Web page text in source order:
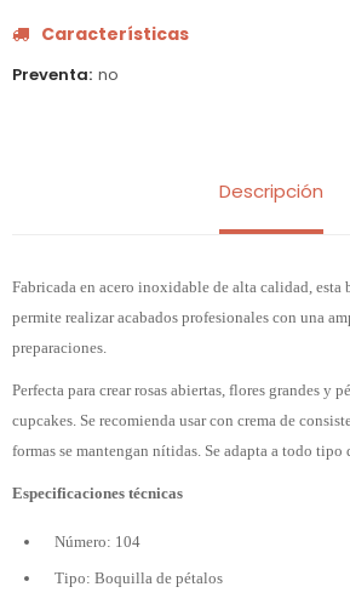
Características
Preventa no
Descripción
Fabricada en acero inoxidable de alta calidad,
permite realizar acabados profesionales con una
preparaciones.
Perfecta para crear rosas abiertas, flores grandes y
cupcakes. Se recomienda usar con crema de
formas se mantengan nítidas. Se adapta a todo tipo
Especificaciones técnicas
Número: 104
Tipo: Boquilla de pétalos